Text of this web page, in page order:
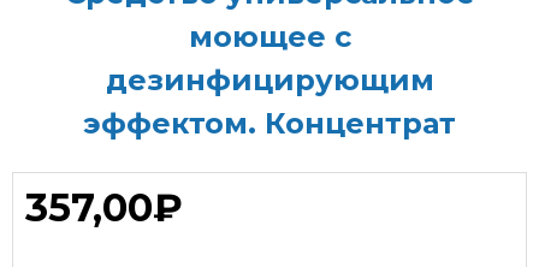
моющее с
дезинфицирующим
эффектом. Концентрат
357,00₽